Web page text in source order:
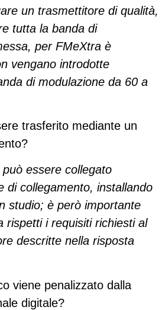
un trasmettitore di qualità,
tutta la banda di
per FMeXtra è
vengano introdotte
di modulazione da 60 a
trasferito mediante un
essere collegato
di collegamento, installando
studio; è però importante
rispetti i requisiti richiesti al
descritte nella risposta
viene penalizzato dalla
digitale?